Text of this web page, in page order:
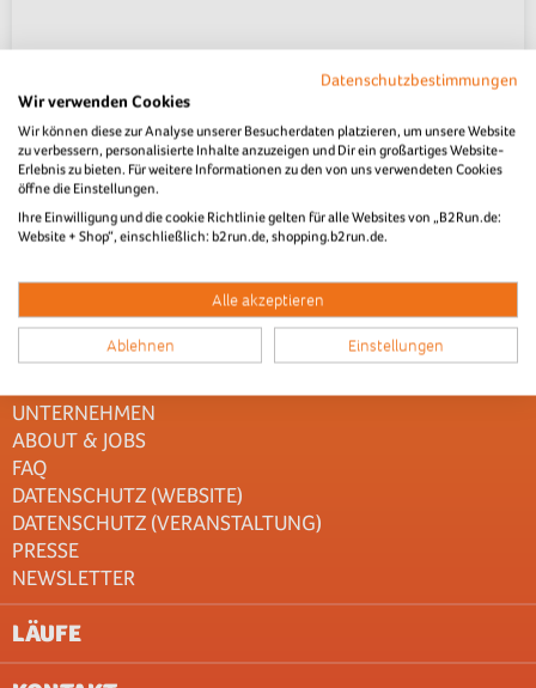
NAVIGATION
IMPRESSUM
UNTERNEHMEN
ABOUT & JOBS
FAQ
DATENSCHUTZ (WEBSITE)
DATENSCHUTZ (VERANSTALTUNG)
PRESSE
NEWSLETTER
LÄUFE
Datenschutzbestimmungen
Wir verwenden Cookies
Wir können diese zur Analyse unserer Besucherdaten platzieren, um unsere Website
zu verbessern, personalisierte Inhalte anzuzeigen und Dir ein großartiges Website-
Erlebnis zu bieten. Für weitere Informationen zu den von uns verwendeten Cookies
öffne die Einstellungen.
Ihre Einwilligung und die cookie Richtlinie gelten für alle Websites von „B2Run.de:
Website + Shop“, einschließlich: b2run.de, shopping.b2run.de.
Alle akzeptieren
Ablehnen Einstellungen